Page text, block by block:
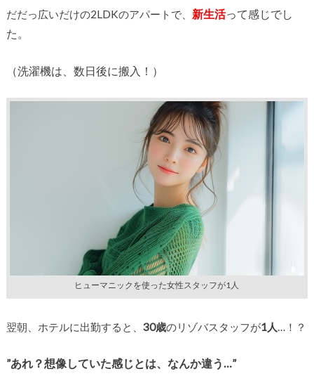
だだっ広いだけの2LDKのアパートで、 新生活って感じでし
た。
（洗濯機は、数日後に搬入！）
ヒューマニックを使った女性スタッフが1人
翌朝、ホテルに出勤すると、 30歳のリゾバスタッフが1人…！？
”あれ？想像していた感じとは、なんか違う…”